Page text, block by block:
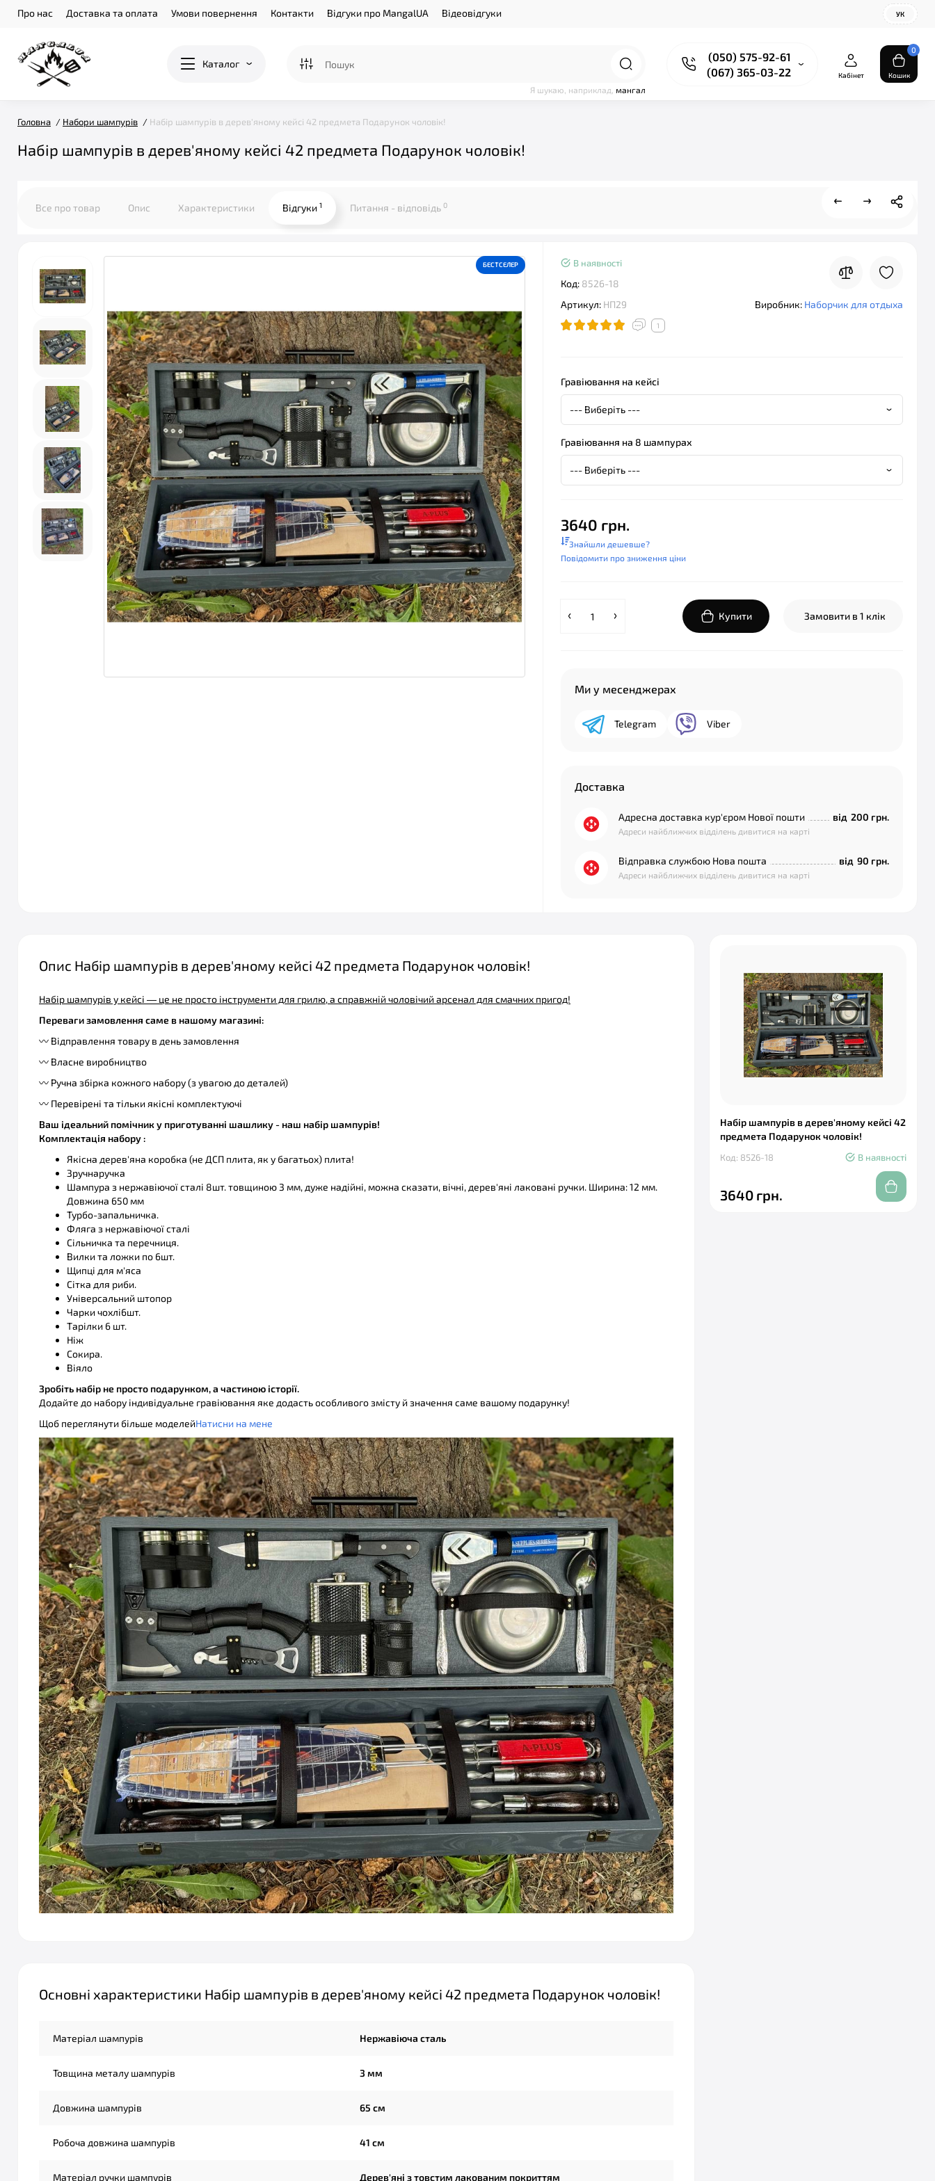
Про нас Доставка та оплата Умови повернення Контакти Відгуки про MangalUA Відеовідгуки УК
Каталог
(050) 575-92-61
(067) 365-03-22
Я шукаю, наприклад, мангал
Кабінет
0
Кошик
Головна Набори шампурів Набір шампурів в дерев'яному кейсі 42 предмета Подарунок чоловік!
Набір шампурів в дерев'яному кейсі 42 предмета Подарунок чоловік!
Все про товар Опис Характеристики Відгуки 1 Питання - відповідь 0
БЕСТСЕЛЕР В наявності
Код: 8526-18
Артикул: НП29
1
Виробник: Наборчик для отдыха
Гравіювання на кейсі
Гравіювання на 8 шампурах
3640 грн.
Знайшли дешевше?
Повідомити про зниження ціни
Купити Замовити в 1 клік
Ми у месенджерах
Telegram Viber
Доставка
Адресна доставка кур'єром Нової пошти
Адреси найближчих відділень дивитися на карті
від 200 грн.
Відправка службою Нова пошта
Адреси найближчих відділень дивитися на карті
від 90 грн.
Опис Набір шампурів в дерев'яному кейсі 42 предмета Подарунок чоловік!
Набір шампурів у кейсі — це не просто інструменти для грилю, а справжній чоловічий арсенал для смачних пригод!
Переваги замовлення саме в нашому магазині:
〰️ Відправлення товару в день замовлення
〰️ Власне виробництво
〰️ Ручна збірка кожного набору (з увагою до деталей)
〰️ Перевірені та тільки якісні комплектуючі
Ваш ідеальний помічник у приготуванні шашлику - наш набір шампурів!
Комплектація набору :
Якісна дерев'яна коробка (не ДСП плита, як у багатьох) плита!
Зручнаручка
Шампура з нержавіючої сталі 8шт. товщиною 3 мм, дуже надійні, можна сказати, вічні, дерев'яні лаковані ручки. Ширина: 12 мм.
Довжина 650 мм
Турбо-запальничка.
Фляга з нержавіючої сталі
Сільничка та перечниця.
Вилки та ложки по 6шт.
Щипці для м'яса
Сітка для риби.
Універсальний штопор
Чарки чохлі6шт.
Тарілки 6 шт.
Ніж
Сокира.
Віяло
Зробіть набір не просто подарунком, а частиною історії.
Додайте до набору індивідуальне гравіювання яке додасть особливого змісту й значення саме вашому подарунку!
Щоб переглянути більше моделейНатисни на мене
Основні характеристики Набір шампурів в дерев'яному кейсі 42 предмета Подарунок чоловік!
Матеріал шампурів Нержавіюча сталь
Товщина металу шампурів 3 мм
Довжина шампурів 65 см
Робоча довжина шампурів 41 см
Матеріал ручки шампурів Дерев'яні з товстим лакованим покриттям
Набір шампурів в дерев'яному кейсі 42
предмета Подарунок чоловік!
Код: 8526-18 В наявності
3640 грн.